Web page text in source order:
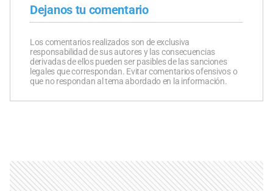
Dejanos tu comentario
Los comentarios realizados son de exclusiva
responsabilidad de sus autores y las consecuencias
derivadas de ellos pueden ser pasibles de las sanciones
legales que correspondan. Evitar comentarios ofensivos o
que no respondan al tema abordado en la información.